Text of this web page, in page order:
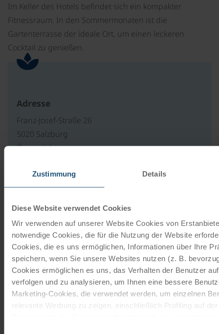
Zustimmung Details
Diese Website verwendet Cookies
Wir verwenden auf unserer Website Cookies von
notwendige Cookies, die für die Nutzung der Website
Cookies, die es uns ermöglichen, Informationen über Ihre
speichern, wenn Sie unsere Websites nutzen (z. B.
Cookies ermöglichen es uns, das Verhalten der Benutzer
verfolgen und zu analysieren, um Ihnen eine bessere
Marketing-Cookies, die verwendet werden, um einzelnen
relevante Werbung zu zeigen, einschließlich Profiling auf
Im Keller des Hotels befindet sich ein kompakter
Fitnessraum. In den Sommermonaten ist die
Gartenterrasse der ideale Ort, um einen leckeren
Cocktail zu genießen.
Adresse
Franz-Josef-Straße 26
5020 Salzburg
Österreich
Radreisen, Kreuzfahrten und
Radkreuzfahrten
JETZT KOSTENFREI BESTELLEN
Schenken Sie unvergessliche
Momente!